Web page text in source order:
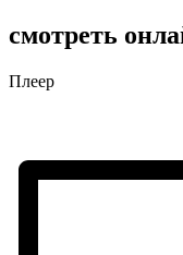
смотреть
Плеер